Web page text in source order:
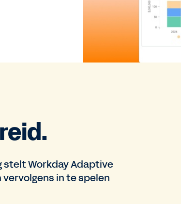
stelt Workday Adaptive
in te spelen